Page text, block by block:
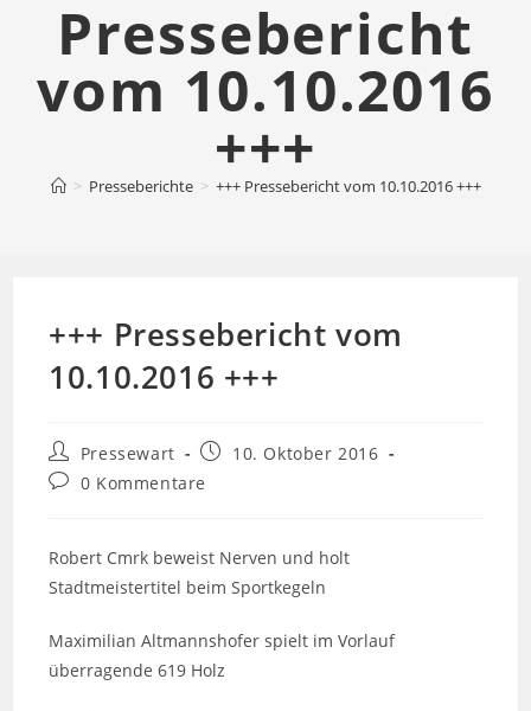
Pressebericht
vom 10.10.2016
+++
> Presseberichte > +++ Pressebericht vom 10.10.2016 +++
+++ Pressebericht vom
10.10.2016 +++
Beitrags-
Autor:
Pressewart
Beitrag10. Oktober 2016
Beitrags-
0 Kommentare
Robert Cmrk beweist Nerven und holt
Stadtmeistertitel beim Sportkegeln
Maximilian Altmannshofer spielt im Vorlauf
überragende 619 Holz